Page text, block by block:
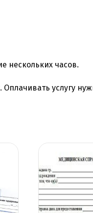
нескольких часов.
услугу